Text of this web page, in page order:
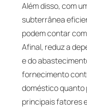
Além disso, com
subterrânea
podem contar
Afinal, reduz a
e do
fornecimento
doméstico quanto
principais fatores